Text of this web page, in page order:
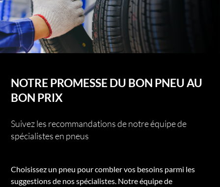
NOTRE PROMESSE DU BON PNEU AU
BON PRIX
Suivez les recommandations de notre équipe de
spécialistes en pneus
Choisissez un pneu pour combler vos besoins parmi les
suggestions de nos spécialistes. Notre équipe de